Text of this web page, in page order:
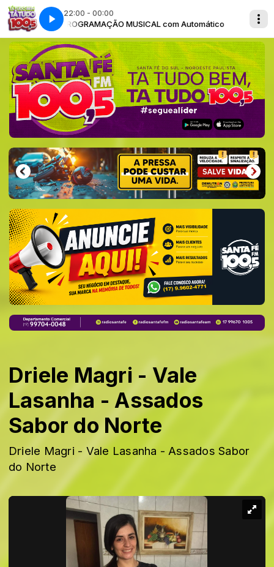
22:00 - 00:00
PROGRAMAÇÃO MUSICAL com Automático
Driele Magri - Vale
Lasanha - Assados
Sabor do Norte
Driele Magri - Vale Lasanha - Assados Sabor
do Norte